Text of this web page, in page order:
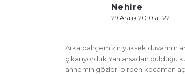
Nehire
29 Aralık 2010 at 22:11
Arka bahçemizin yüksek duvarının
çıkarıyorduk.Yan arsadan
annemin gözleri birden kocaman